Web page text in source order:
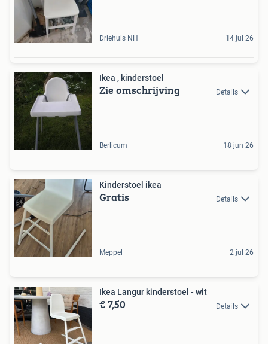
Driehuis NH 14 jul 26
Ikea , kinderstoel
Zie omschrijving Details
Berlicum 18 jun 26
Kinderstoel ikea
Gratis Details
Meppel 2 jul 26
Ikea Langur kinderstoel - wit
€ 7,50 Details